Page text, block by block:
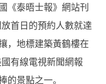
《泰晤士報》網站刊
首日的預約人數就達
，地標建築黃鶴樓在
有線電視新聞網報
的景點之一。